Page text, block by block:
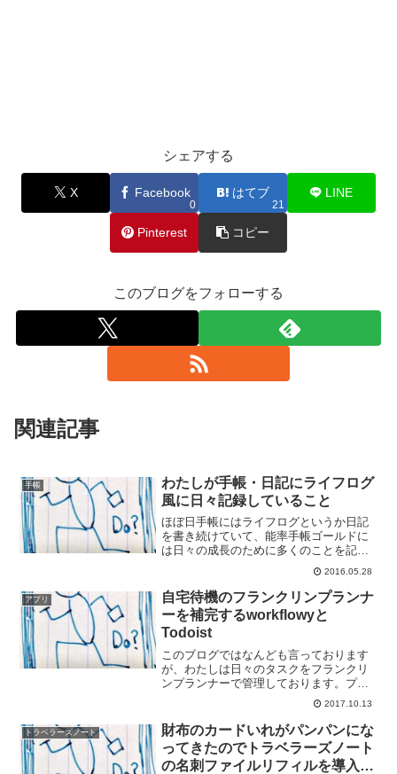
シェアする
X Facebook
0
はてブ
21
LINE
Pinterest コピー
このブログをフォローする
関連記事
手帳
わたしが手帳・日記にライフログ
風に日々記録していること
ほぼ日手帳にはライフログというか日記
を書き続けていて、能率手帳ゴールドに
は日々の成長のために多くのことを記録
しております。あれもこれも振り返りの
ためなんですけど、今回はわたしが何を
記録しているかをまとめてみます。体調
管理のため起床時間とベッ...
2016.05.28
アプリ
自宅待機のフランクリンプランナ
ーを補完するworkflowyと
Todoist
このブログではなんども言っております
が、わたしは日々のタスクをフランクリ
ンプランナーで管理しております。プラ
イベートも会社も、全てのタスクをまと
めて管理ですね。わたしが使っているフ
ランクリンプランナーは大きく重いので
なかなか持ち歩く気にもな...
2017.10.13
トラベラーズノート
財布のカードいれがパンパンにな
ってきたのでトラベラーズノート
の名刺ファイルリフィルを導入し